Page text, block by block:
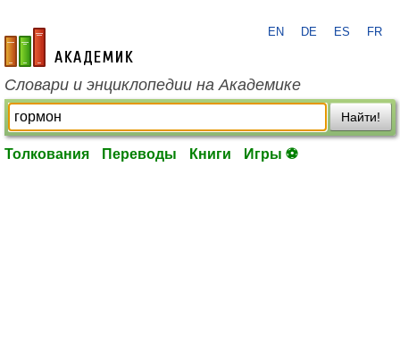
academic.ru
EN DE ES FR
Словари и энциклопедии на Академике
Найти!
Толкования Переводы Книги Игры ⚽